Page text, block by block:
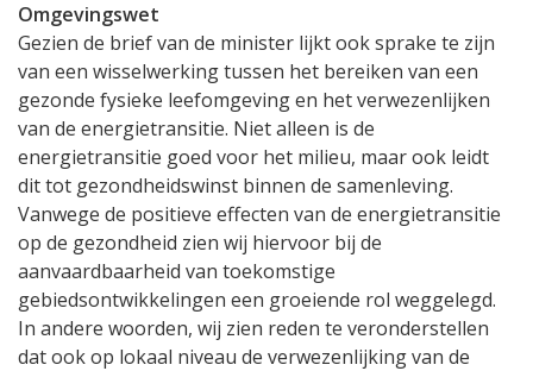
Omgevingswet
Gezien de brief van de minister lijkt ook sprake te zijn
van een wisselwerking tussen het bereiken van een
gezonde fysieke leefomgeving en het verwezenlijken
van de energietransitie. Niet alleen is de
energietransitie goed voor het milieu, maar ook leidt
dit tot gezondheidswinst binnen de samenleving.
Vanwege de positieve effecten van de energietransitie
op de gezondheid zien wij hiervoor bij de
aanvaardbaarheid van toekomstige
gebiedsontwikkelingen een groeiende rol weggelegd.
In andere woorden, wij zien reden te veronderstellen
dat ook op lokaal niveau de verwezenlijking van de